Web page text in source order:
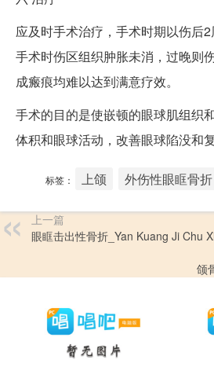
应及时手术治疗，手术时期以伤后
手术时伤区组织肿胀未消，过晚则
成瘢痕均难以达到满意疗效。
手术的目的是使嵌顿的眼球肌组织
体积和眼球活动，改善眼球陷没和复
标签： 上颌 外伤性眼眶骨折
上一篇
眼眶击出性骨折_Yan Kuang Ji Chu
颌